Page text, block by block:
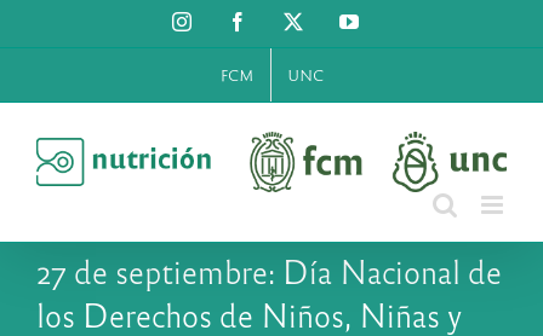
al
InstagramFacebook YouTube
FCM UNC
27 de septiembre: Día Nacional de
los Derechos de Niños, Niñas y